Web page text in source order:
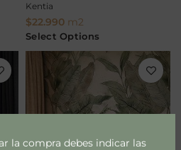
la compra debes indicar las
Kentia
$22.990 m2
Select Options